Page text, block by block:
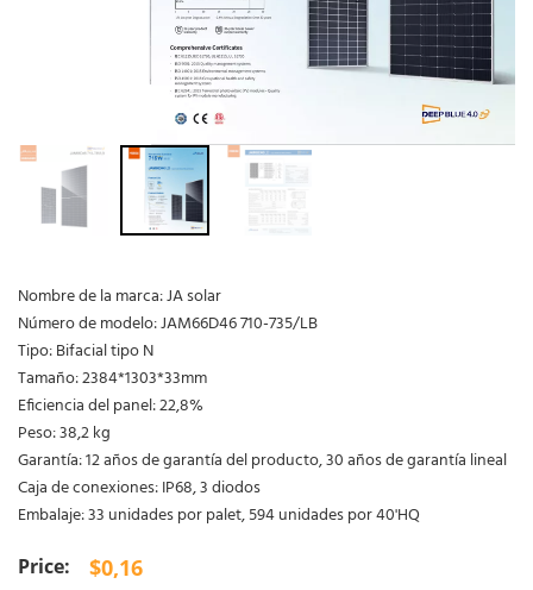
Nombre de la marca: JA solar
Número de modelo: JAM66D46 710-735/LB
Tipo: Bifacial tipo N
Tamaño: 2384*1303*33mm
Eficiencia del panel: 22,8%
Peso: 38,2 kg
Garantía: 12 años de garantía del producto, 30 años de garantía lineal
Caja de conexiones: IP68, 3 diodos
Embalaje: 33 unidades por palet, 594 unidades por 40'HQ
$0,16